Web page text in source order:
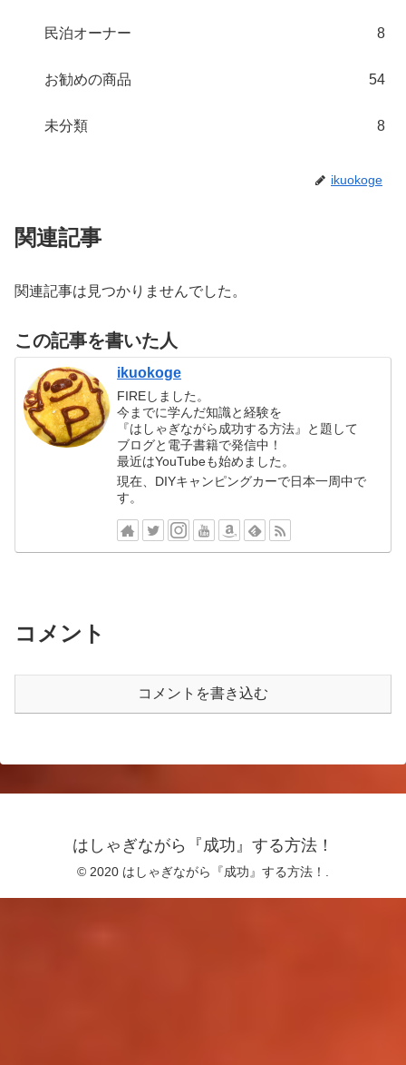
民泊オーナー 8
お勧めの商品 54
未分類 8
ikuokoge
関連記事
関連記事は見つかりませんでした。
この記事を書いた人
ikuokoge
FIREしました。
今までに学んだ知識と経験を
『はしゃぎながら成功する方法』と題して
ブログと電子書籍で発信中！
最近はYouTubeも始めました。
現在、DIYキャンピングカーで日本一周中で
す。
コメント
コメントを書き込む
はしゃぎながら『成功』する方法！
© 2020 はしゃぎながら『成功』する方法！.